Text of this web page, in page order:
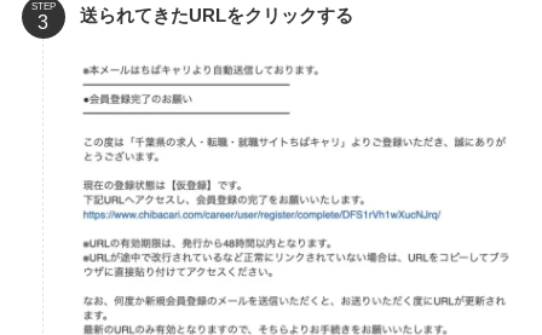
STEP 送られてきたURLをクリックする